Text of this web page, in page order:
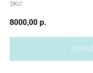
SKU:
8000,00 р.